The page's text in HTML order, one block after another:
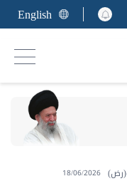
English
18/06/2026